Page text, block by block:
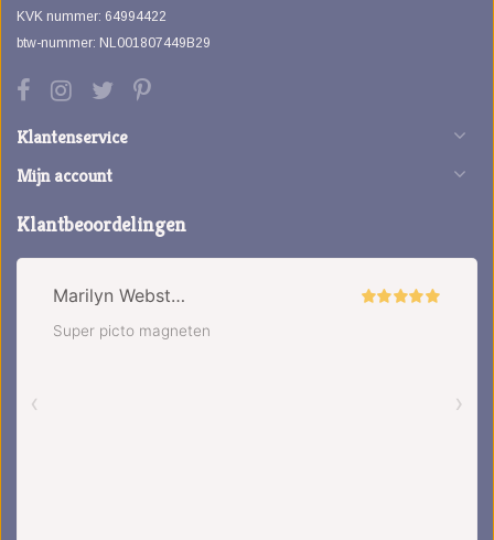
KVK nummer: 64994422
btw-nummer: NL001807449B29
Klantenservice
Mijn account
Klantbeoordelingen